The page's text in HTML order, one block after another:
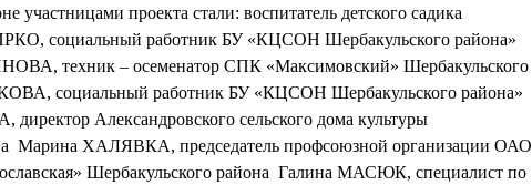
участницами проекта стали: воспитатель детского садика
социальный работник БУ «КЦСОН Шербакульского района»
техник – осеменатор СПК «Максимовский» Шербакульского
социальный работник БУ «КЦСОН Шербакульского района»
Александровского сельского дома культуры
Марина ХАЛЯВКА, председатель профсоюзной организации ОАО
Шербакульского района Галина МАСЮК, специалист по